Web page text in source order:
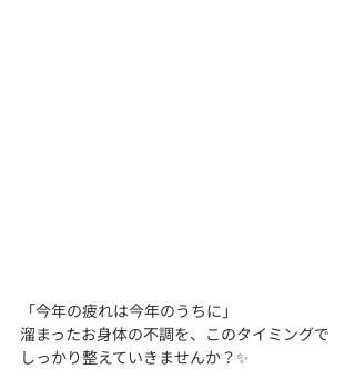
「今年の疲れは今年のうちに」
溜まったお身体の不調を、このタイミングで
しっかり整えていきませんか？✨